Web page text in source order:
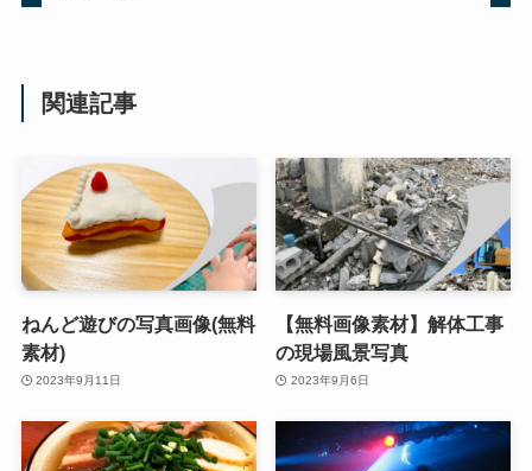
関連記事
ねんど遊びの写真画像(無料
素材)
2023年9月11日
【無料画像素材】解体工事
の現場風景写真
2023年9月6日